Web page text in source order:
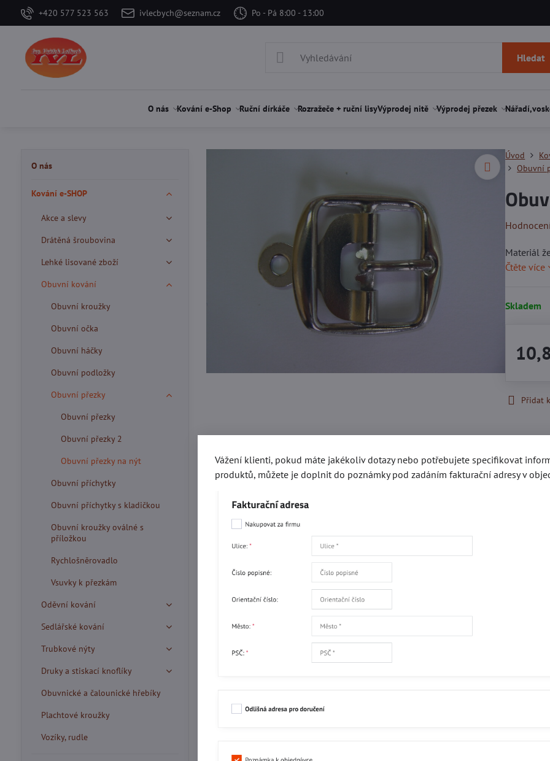
+420 577 523 563 ivlecbych@seznam.cz Po - Pá 8:00 - 13:00
Hledat
O nás Kování e-Shop Ruční dírkáče Rozražeče + ruční lisyVýprodej nitě Výprodej přezek
Úvod
Obuvní
Materiál
Čtěte více
Skladem
Přidat
Více z kategorie
O nás
Kování e-SHOP
Akce a slevy
Drátěná šroubovina
Lehké lisované zboží
Obuvní kování
Obuvní kroužky
Obuvní očka
Obuvní háčky
Obuvní podložky
Obuvní přezky
Obuvní přezky
Obuvní přezky 2
Obuvní přezky na nýt
Obuvní příchytky
Obuvní příchytky s kladičkou
Obuvní kroužky oválné s
příložkou
Rychlošněrovadlo
Vsuvky k přezkám
Oděvní kování
Sedlářské kování
Trubkové nýty
Druky a stiskací knoflíky
Obuvnické a čalounické hřebíky
Plachtové kroužky
Vozíky, rudle
Vážení klienti, pokud máte jakékoliv dotazy nebo potřebujete specifikovat
produktů, můžete je doplnit do poznámky pod zadáním fakturační adresy v